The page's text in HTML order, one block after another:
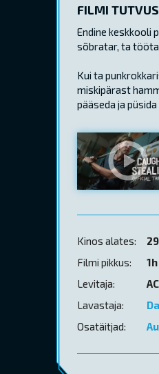
FILMI
Endine keskkooli
sõbratar, ta
Kui ta
miskipärast
pääseda ja
Kinos alates:
Filmi pikkus:
Levitaja:
Lavastaja:
Osatäitjad: